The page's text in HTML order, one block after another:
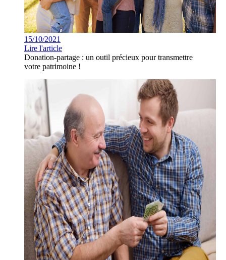
15/10/2021
Lire l'article
Donation-partage : un outil précieux pour transmettre
votre patrimoine !